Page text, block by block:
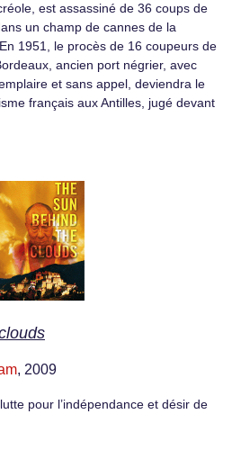
est assassiné de 36 coups de
un champ de cannes de la
1951, le procès de 16 coupeurs de
ancien port négrier, avec
et sans appel, deviendra le
français aux Antilles, jugé devant
, 2009
pour l’indépendance et désir de